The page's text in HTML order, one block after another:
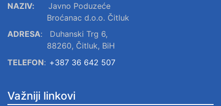
NAZIV:
Javno Poduzeće
Broćanac d.o.o. Čitluk
ADRESA:
Duhanski Trg 6,
88260, Čitluk, BiH
TELEFON: +387 36 642 507
Važniji linkovi